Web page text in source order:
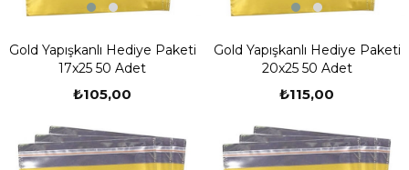
Gold Yapışkanlı Hediye Paketi
17x25 50 Adet
₺105,00
Gold Yapışkanlı Hediye Paketi
20x25 50 Adet
₺115,00